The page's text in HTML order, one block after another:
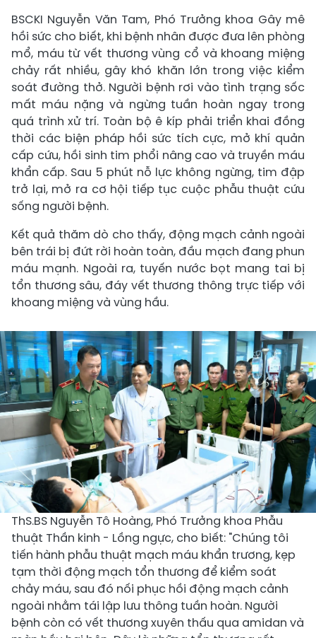
BSCKI Nguyễn Văn Tam, Phó Trưởng khoa Gây mê
hồi sức cho biết, khi bệnh nhân được đưa lên phòng
mổ, máu từ vết thương vùng cổ và khoang miệng
chảy rất nhiều, gây khó khăn lớn trong việc kiểm
soát đường thở. Người bệnh rơi vào tình trạng sốc
mất máu nặng và ngừng tuần hoàn ngay trong
quá trình xử trí. Toàn bộ ê kíp phải triển khai đồng
thời các biện pháp hồi sức tích cực, mở khí quản
cấp cứu, hồi sinh tim phổi nâng cao và truyền máu
khẩn cấp. Sau 5 phút nỗ lực không ngừng, tim đập
trở lại, mở ra cơ hội tiếp tục cuộc phẫu thuật cứu
sống người bệnh.
Kết quả thăm dò cho thấy, động mạch cảnh ngoài
bên trái bị đứt rời hoàn toàn, đầu mạch đang phun
máu mạnh. Ngoài ra, tuyến nước bọt mang tai bị
tổn thương sâu, đáy vết thương thông trực tiếp với
khoang miệng và vùng hầu.
ThS.BS Nguyễn Tô Hoàng, Phó Trưởng khoa Phẫu
thuật Thần kinh - Lồng ngực, cho biết: "Chúng tôi
tiến hành phẫu thuật mạch máu khẩn trương, kẹp
tạm thời động mạch tổn thương để kiểm soát
chảy máu, sau đó nối phục hồi động mạch cảnh
ngoài nhằm tái lập lưu thông tuần hoàn. Người
bệnh còn có vết thương xuyên thấu qua amidan và